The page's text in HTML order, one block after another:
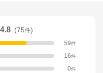
4.8 (75件)
59件
16件
0件